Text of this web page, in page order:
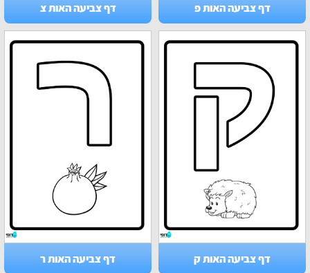
דף צביעה האות פ דף צביעה האות צ
דף צביעה האות ק דף צביעה האות ר